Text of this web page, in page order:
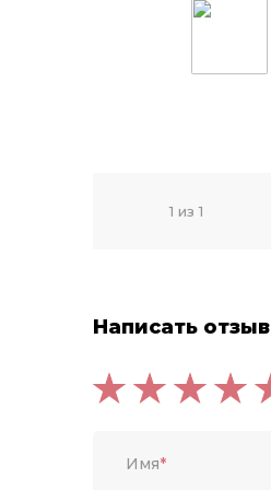
1 из 1
Написать отзыв
Имя*